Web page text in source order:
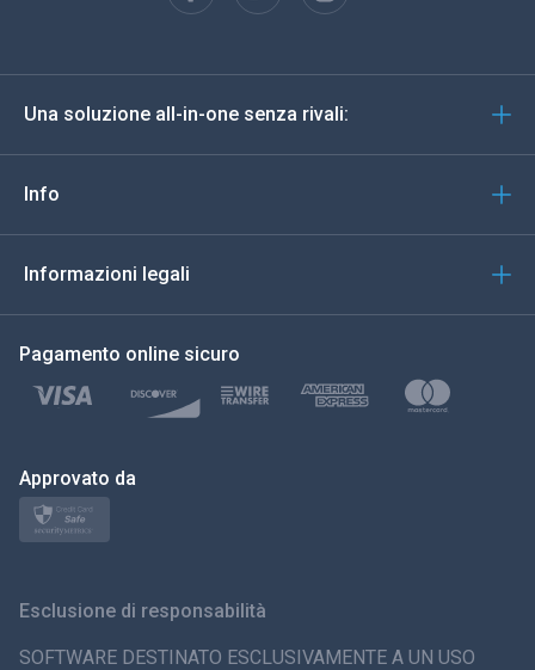
Español
Deutsch
Türkçe
Polski
日本
ภาษาไทย
Una soluzione all-in-one senza rivali:
Info
Informazioni legali
Pagamento online sicuro
Approvato da
Esclusione di responsabilità
SOFTWARE DESTINATO ESCLUSIVAMENTE A UN USO